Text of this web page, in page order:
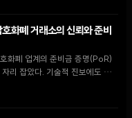
화폐 거래소의 신뢰와 준비
화폐 업계의 준비금 증명(PoR)
리 잡았다. 기술적 진보에도 불
의 간극'과 스냅샷의 한계를 심층